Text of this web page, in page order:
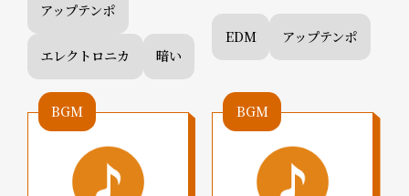
アップテンポ
エレクトロニカ 暗い
EDM アップテンポ
BGM BGM